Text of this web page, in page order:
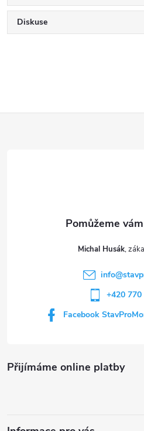
Diskuse
Přijímáme online platby
Michal Husák
info@
+420
Facebook